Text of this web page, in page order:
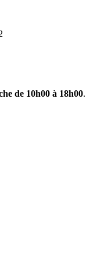
de 10h00 à 18h00.